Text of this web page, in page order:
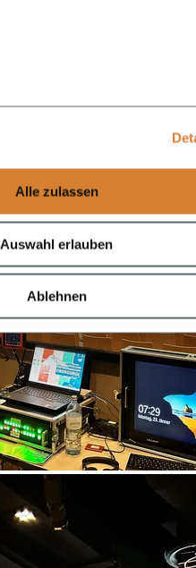
Alle zulassen
Auswahl erlauben
Ablehnen